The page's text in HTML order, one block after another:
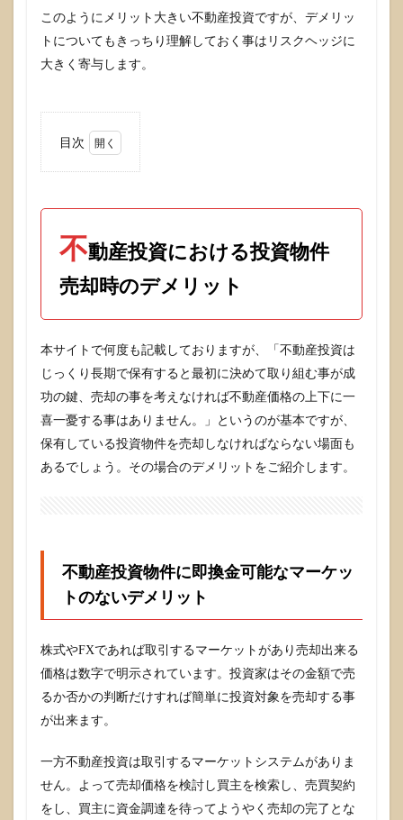
このようにメリット大きい不動産投資ですが、デメリッ
トについてもきっちり理解しておく事はリスクヘッジに
大きく寄与します。
目次
る投
資物
件売
却時
ット
1.1
不動
資物
件に
金可
デメ
ト
換金
に手
間が
かか
るた
め、
もか
かる
デメ
リッ
不動産投資における投資物件
売却時のデメリット
本サイトで何度も記載しておりますが、「不動産投資は
じっくり長期で保有すると最初に決めて取り組む事が成
功の鍵、売却の事を考えなければ不動産価格の上下に一
喜一憂する事はありません。」というのが基本ですが、
保有している投資物件を売却しなければならない場面も
あるでしょう。その場合のデメリットをご紹介します。
不動産投資物件に即換金可能なマーケッ
トのないデメリット
株式やFXであれば取引するマーケットがあり売却出来る
価格は数字で明示されています。投資家はその金額で売
るか否かの判断だけすれば簡単に投資対象を売却する事
が出来ます。
一方不動産投資は取引するマーケットシステムがありま
せん。よって売却価格を検討し買主を検索し、売買契約
をし、買主に資金調達を待ってようやく売却の完了とな